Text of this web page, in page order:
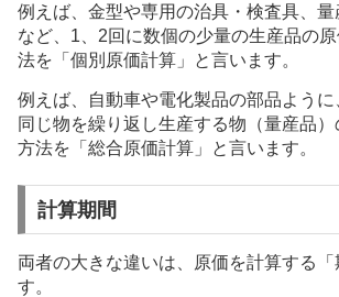
例えば、金型や専用の治具・検査具、
など、1、2回に数個の少量の生産品の
法を「個別原価計算」と言います。
例えば、自動車や電化製品の部品ように
同じ物を繰り返し生産する物（量産品
方法を「総合原価計算」と言います。
計算期間
両者の大きな違いは、原価を計算する「
す。